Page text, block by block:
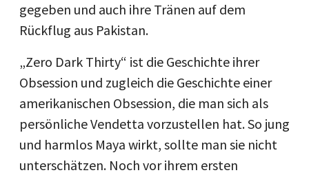
gegeben und auch ihre Tränen auf dem
Rückflug aus Pakistan.
„Zero Dark Thirty“ ist die Geschichte ihrer
Obsession und zugleich die Geschichte einer
amerikanischen Obsession, die man sich als
persönliche Vendetta vorzustellen hat. So jung
und harmlos Maya wirkt, sollte man sie nicht
unterschätzen. Noch vor ihrem ersten